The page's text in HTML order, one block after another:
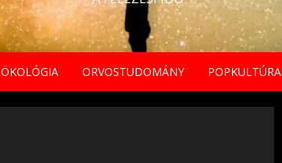
ÖKOLÓGIA ORVOSTUDOMÁNY POPKULTÚRA